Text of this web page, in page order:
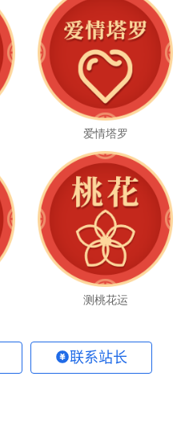
爱情塔罗
测桃花运
联系站长